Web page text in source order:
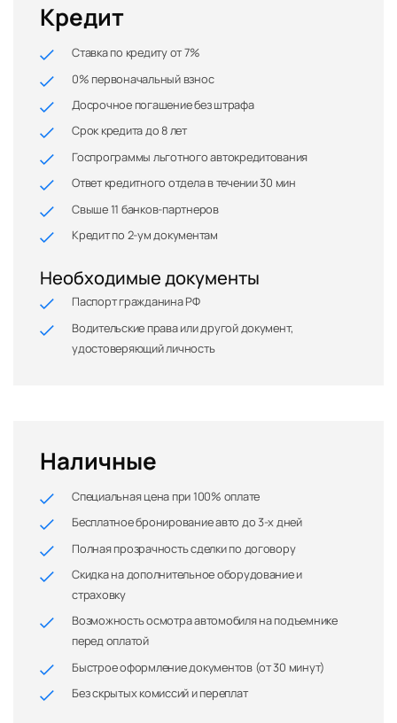
Кредит
Ставка по кредиту от 7%
0% первоначальный взнос
Досрочное погашение без штрафа
Срок кредита до 8 лет
Госпрограммы льготного автокредитования
Ответ кредитного отдела в течении 30 мин
Свыше 11 банков-партнеров
Кредит по 2-ум документам
Необходимые документы
Паспорт гражданина РФ
Водительские права или другой документ,
удостоверяющий личность
Наличные
Специальная цена при 100% оплате
Бесплатное бронирование авто до 3-х дней
Полная прозрачность сделки по договору
Скидка на дополнительное оборудование и
страховку
Возможность осмотра автомобиля на подъемнике
перед оплатой
Быстрое оформление документов (от 30 минут)
Без скрытых комиссий и переплат